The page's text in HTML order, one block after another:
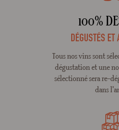
100%
DÉGUSTÉS ET
Tous nos vins sont
dégustation et une
sélectionné sera re-
dans